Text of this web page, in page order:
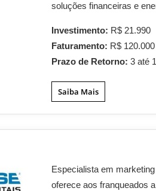
soluções financeiras e
Investimento: R$ 21.990
Faturamento: R$
Prazo de Retorno:3 até
Saiba Mais
Especialista em
oferece aos franqueados